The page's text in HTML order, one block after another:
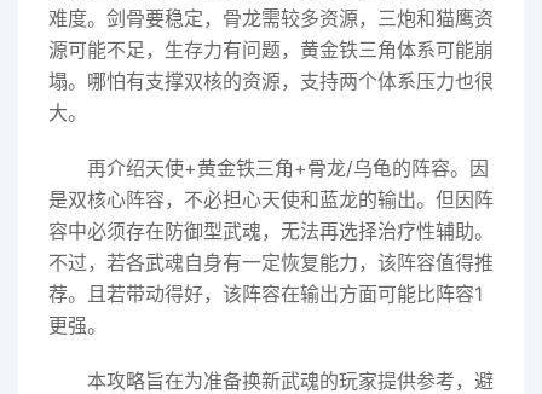
难度。剑骨要稳定，骨龙需较多资源，三炮和猫鹰资
源可能不足，生存力有问题，黄金铁三角体系可能崩
塌。哪怕有支撑双核的资源，支持两个体系压力也很
大。
再介绍天使+黄金铁三角+骨龙/乌龟的阵容。因
是双核心阵容，不必担心天使和蓝龙的输出。但因阵
容中必须存在防御型武魂，无法再选择治疗性辅助。
不过，若各武魂自身有一定恢复能力，该阵容值得推
荐。且若带动得好，该阵容在输出方面可能比阵容1
更强。
本攻略旨在为准备换新武魂的玩家提供参考，避